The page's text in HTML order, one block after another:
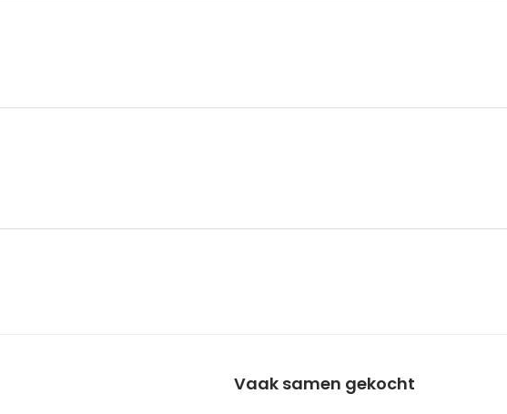
Vaak samen gekocht